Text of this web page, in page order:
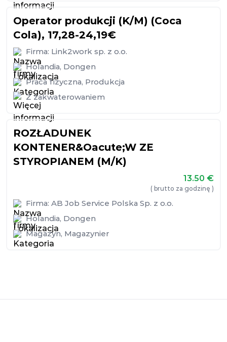
Operator produkcji (K/M) (Coca
Cola), 17,28-24,19€
Firma: Link2work sp. z o.o.
Holandia, Dongen
Praca fizyczna, Produkcja
Z zakwaterowaniem
ROZŁADUNEK
KONTENER&Oacute;W ZE
STYROPIANEM (M/K)
13.50 €
( brutto za godzinę )
Firma: AB Job Service Polska Sp. z o.o.
Holandia, Dongen
Magazyn, Magazynier